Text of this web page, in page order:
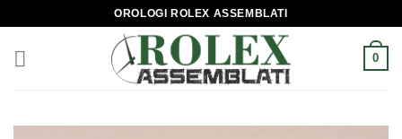
content
OROLOGI ROLEX ASSEMBLATI
0